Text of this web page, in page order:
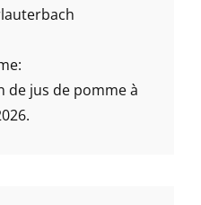
de jus de pomme à